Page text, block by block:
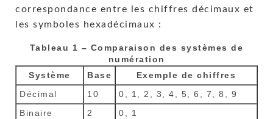
correspondance entre les chiffres décimaux et
les symboles hexadécimaux :
Tableau 1 – Comparaison des systèmes de
numération
Système
Base
Exemple de chiffres
Décimal
10
0, 1, 2, 3, 4, 5, 6, 7, 8, 9
Binaire
2 0, 1